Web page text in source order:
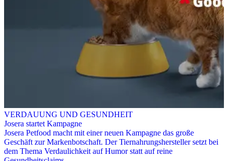
VERDAUUNG UND GESUNDHEIT
Josera startet Kampagne
Josera Petfood macht mit einer neuen Kampagne das große
Geschäft zur Markenbotschaft. Der Tiernahrungshersteller setzt bei
dem Thema Verdaulichkeit auf Humor statt auf reine